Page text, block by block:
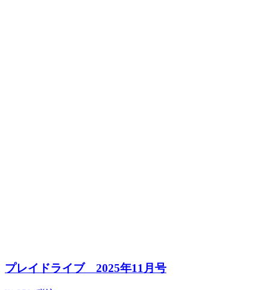
プレイドライブ 2025年11月号